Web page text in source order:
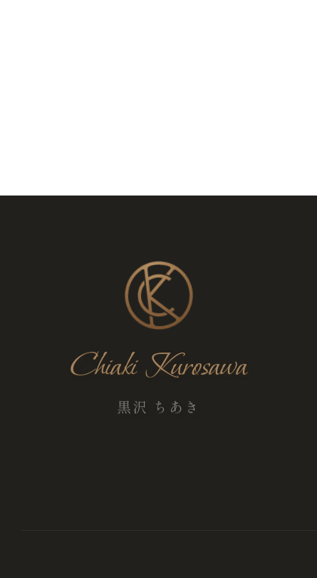
Chiaki Kurosawa
黒沢 ちあき